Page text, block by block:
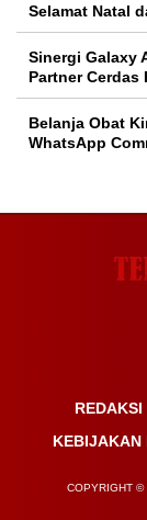
Selamat Natal
Sinergi Galaxy
Partner Cerdas
Belanja Obat
WhatsApp
REDAKSI
KEBIJAKAN
COPYRIGHT ©